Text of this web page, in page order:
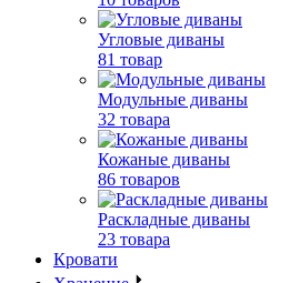
Угловые диваны
81 товар
Модульные диваны
32 товара
Кожаные диваны
86 товаров
Раскладные диваны
23 товара
Кровати